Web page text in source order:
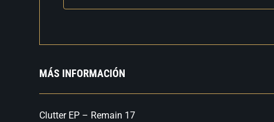
MÁS INFORMACIÓN
Clutter EP – Remain 17